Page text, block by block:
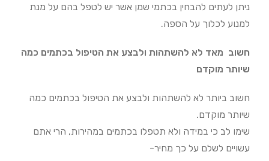
ניתן לעתים להבחין בכתמי שמן אשר יש לטפל בהם על מנת
למנוע לכלוך על הספה.
חשוב מאד לא להשתהות ולבצע את הטיפול בכתמים כמה
שיותר מוקדם
חשוב ביותר לא להשתהות ולבצע את הטיפול בכתמים כמה
שיותר מוקדם.
שימו לב כי במידה ולא תטפלו בכתמים במהירות, הרי אתם
עשויים לשלם על כך מחיר-